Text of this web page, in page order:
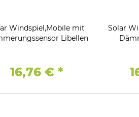
Windspiel,Mobile mit
Libellen
16,76 €*
Solar